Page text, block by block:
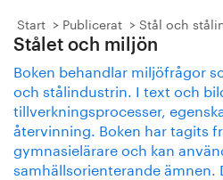
Start Publicerat Stål och
Stålet och miljön
Boken behandlar miljöfrågor
och stålindustrin. I text och
tillverkningsprocesser,
återvinning. Boken har tagits
gymnasielärare och kan
samhällsorienterande ämnen.